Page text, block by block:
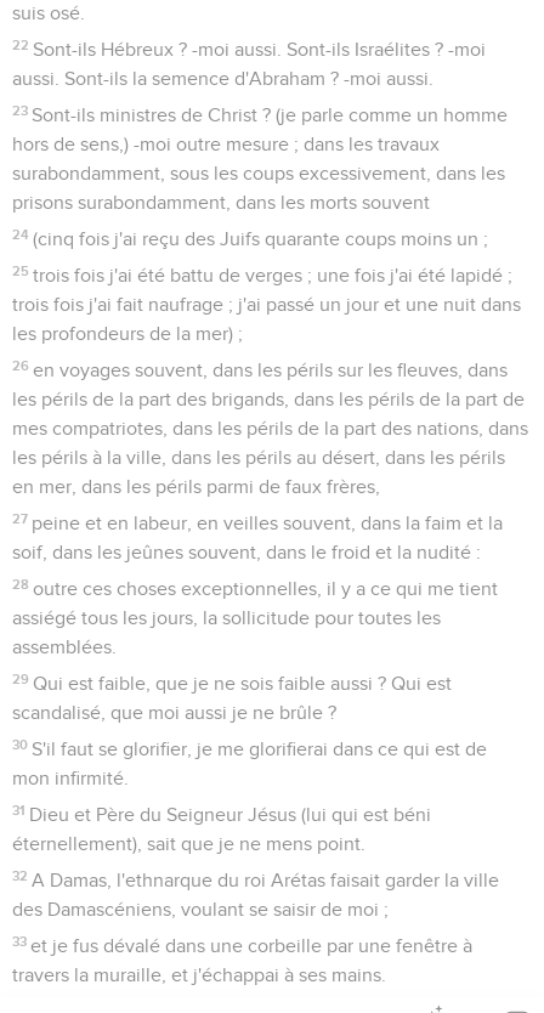
suis osé.
22 Sont-ils Hébreux ? -moi aussi. Sont-ils Israélites ? -moi
aussi. Sont-ils la semence d'Abraham ? -moi aussi.
23 Sont-ils ministres de Christ ? (je parle comme un homme
hors de sens,) -moi outre mesure ; dans les travaux
surabondamment, sous les coups excessivement, dans les
prisons surabondamment, dans les morts souvent
24 (cinq fois j'ai reçu des Juifs quarante coups moins un ;
25 trois fois j'ai été battu de verges ; une fois j'ai été lapidé ;
trois fois j'ai fait naufrage ; j'ai passé un jour et une nuit dans
les profondeurs de la mer) ;
26 en voyages souvent, dans les périls sur les fleuves, dans
les périls de la part des brigands, dans les périls de la part de
mes compatriotes, dans les périls de la part des nations, dans
les périls à la ville, dans les périls au désert, dans les périls
en mer, dans les périls parmi de faux frères,
27 peine et en labeur, en veilles souvent, dans la faim et la
soif, dans les jeûnes souvent, dans le froid et la nudité :
28 outre ces choses exceptionnelles, il y a ce qui me tient
assiégé tous les jours, la sollicitude pour toutes les
assemblées.
29 Qui est faible, que je ne sois faible aussi ? Qui est
scandalisé, que moi aussi je ne brûle ?
30 S'il faut se glorifier, je me glorifierai dans ce qui est de
mon infirmité.
31 Dieu et Père du Seigneur Jésus (lui qui est béni
éternellement), sait que je ne mens point.
32 A Damas, l'ethnarque du roi Arétas faisait garder la ville
des Damascéniens, voulant se saisir de moi ;
33 et je fus dévalé dans une corbeille par une fenêtre à
travers la muraille, et j'échappai à ses mains.